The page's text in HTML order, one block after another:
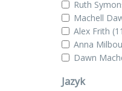
Ruth
Machell
Alex Frith
Anna
Dawn
Jazyk